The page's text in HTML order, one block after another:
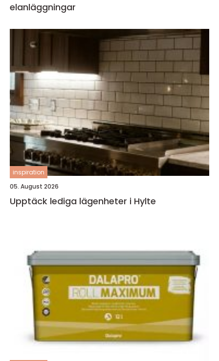
elanläggningar
inspiration
05. August 2026
Upptäck lediga lägenheter i Hylte